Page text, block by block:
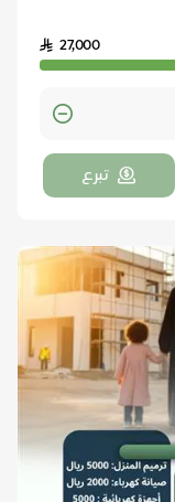
27,000
تبرع